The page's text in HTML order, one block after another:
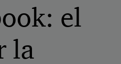
el
la